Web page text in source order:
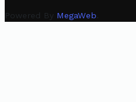
Powered By MegaWeb